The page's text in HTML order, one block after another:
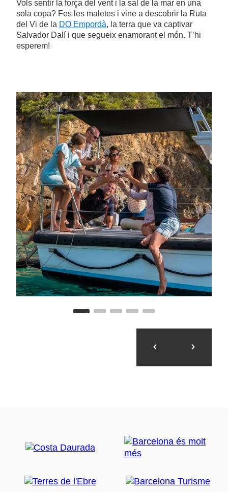
Vols sentir la força del vent i la sal de la mar en una
sola copa? Fes les maletes i vine a descobrir la Ruta
del Vi de la DO Empordà, la terra que va captivar
Salvador Dalí i que segueix enamorant el món. T’hi
esperem!